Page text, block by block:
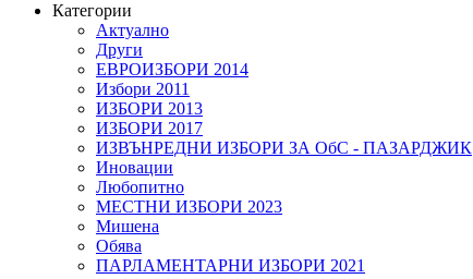
Категории
Актуално
Други
ЕВРОИЗБОРИ 2014
Избори 2011
ИЗБОРИ 2013
ИЗБОРИ 2017
ИЗВЪНРЕДНИ ИЗБОРИ ЗА ОбС - ПАЗАРДЖИК
Иновации
Любопитно
МЕСТНИ ИЗБОРИ 2023
Мишена
Обява
ПАРЛАМЕНТАРНИ ИЗБОРИ 2021